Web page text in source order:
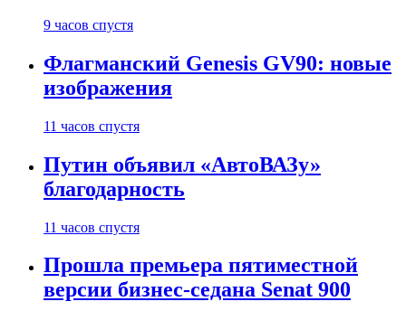
9 часов спустя
Флагманский Genesis GV90: новые
изображения
11 часов спустя
Путин объявил «АвтоВАЗу»
благодарность
11 часов спустя
Прошла премьера пятиместной
версии бизнес-седана Senat 900